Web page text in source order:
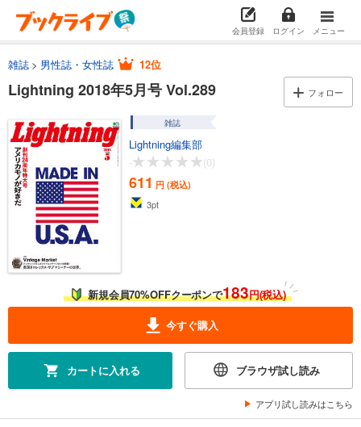
会員登録 ログイン メニュー
雑誌 男性誌・女性誌 12位
Lightning 2018年5月号 Vol.289 フォロー
雑誌
Lightning編集部
-
(0)
611 円 (税込)
3pt
新規会員70%OFFクーポンで183円(税込)
今すぐ購入
カートに入れる ブラウザ試し読み
アプリ試し読みはこちら